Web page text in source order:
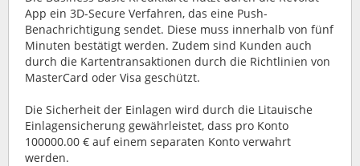
App ein 3D-Secure Verfahren, das eine Push-
Benachrichtigung sendet. Diese muss innerhalb von fünf
Minuten bestätigt werden. Zudem sind Kunden auch
durch die Kartentransaktionen durch die Richtlinien von
MasterCard oder Visa geschützt.
Die Sicherheit der Einlagen wird durch die Litauische
Einlagensicherung gewährleistet, dass pro Konto
100000.00 € auf einem separaten Konto verwahrt
werden.